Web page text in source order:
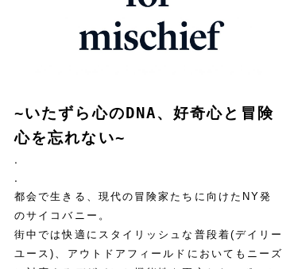
~いたずら心のDNA、好奇心と冒険
心を忘れない~
.
.
都会で生きる、現代の冒険家たちに向けたNY発
のサイコバニー。
街中では快適にスタイリッシュな普段着(デイリー
ユース)、アウトドアフィールドにおいてもニーズ